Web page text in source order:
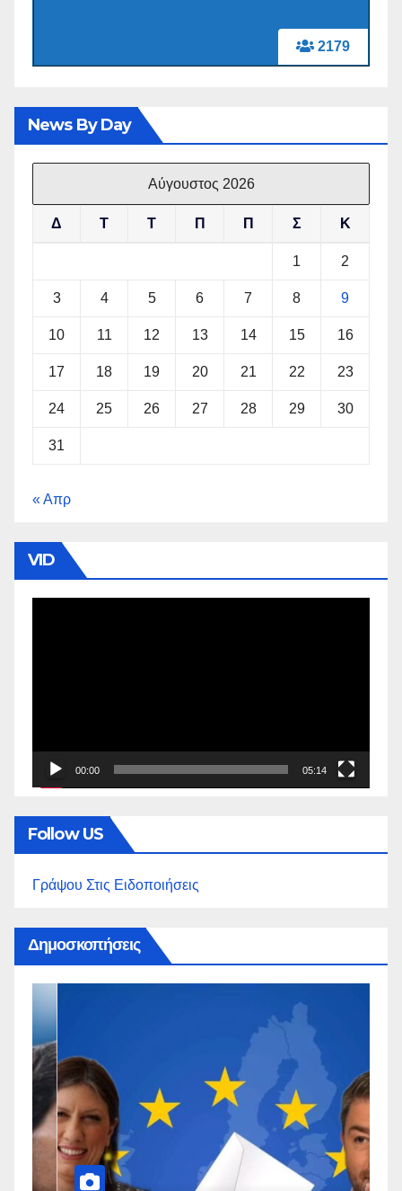
2179
News By Day
Αύγουστος 2026
Δ Τ Τ Π Π Σ Κ
1 2
3 4 5 6 7 8 9
10 11 12 13 14 15 16
17 18 19 20 21 22 23
24 25 26 27 28 29 30
31
« Απρ
VID
00:00 05:14
Follow US
Γράψου Στις Ειδοποιήσεις
Δημοσκοπήσεις